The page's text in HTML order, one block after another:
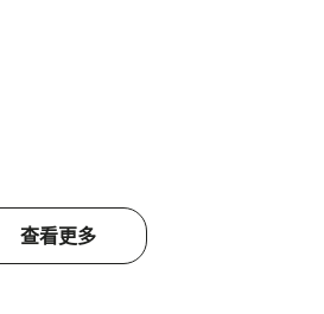
查看更多